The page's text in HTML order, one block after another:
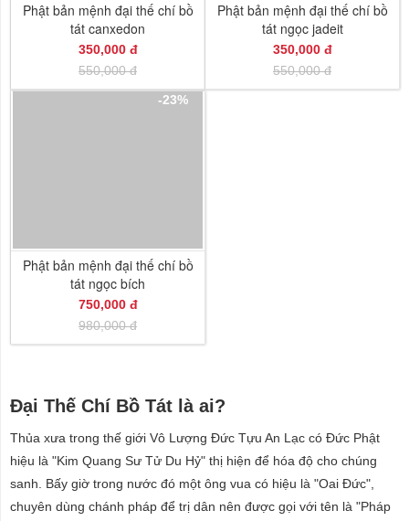
Phật bản mệnh đại thế chí bồ
tát canxedon
350,000 đ
550,000 đ
Phật bản mệnh đại thế chí bồ
tát ngọc jadeit
350,000 đ
550,000 đ
-23%
Phật bản mệnh đại thế chí bồ
tát ngọc bích
750,000 đ
980,000 đ
Đại Thế Chí Bồ Tát là ai?
Thủa xưa trong thế giới Vô Lượng Đức Tựu An Lạc có Đức Phật
hiệu là "Kim Quang Sư Tử Du Hỷ" thị hiện để hóa độ cho chúng
sanh. Bấy giờ trong nước đó một ông vua có hiệu là "Oai Đức",
chuyên dùng chánh pháp để trị dân nên được gọi với tên là "Pháp